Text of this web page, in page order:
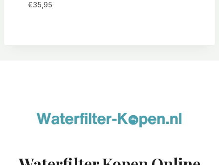
€35,95